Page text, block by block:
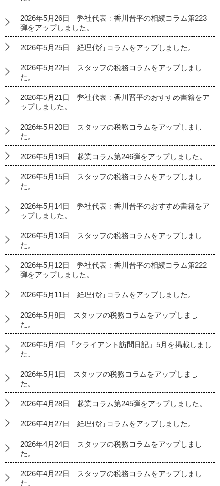
2026年5月26日 弊社代表：香川晋平の相続コラム第223
弾をアップしました。
2026年5月25日 経理代行コラムをアップしました。
2026年5月22日 スタッフの税務コラムをアップしまし
た。
2026年5月21日 弊社代表：香川晋平のおすすめ書籍をア
ップしました。
2026年5月20日 スタッフの税務コラムをアップしまし
た。
2026年5月19日 起業コラム第246弾をアップしました。
2026年5月15日 スタッフの税務コラムをアップしまし
た。
2026年5月14日 弊社代表：香川晋平のおすすめ書籍をア
ップしました。
2026年5月13日 スタッフの税務コラムをアップしまし
た。
2026年5月12日 弊社代表：香川晋平の相続コラム第222
弾をアップしました。
2026年5月11日 経理代行コラムをアップしました。
2026年5月8日 スタッフの税務コラムをアップしまし
た。
2026年5月7日 「クライアント訪問日記」5月を掲載しまし
た。
2026年5月1日 スタッフの税務コラムをアップしまし
た。
2026年4月28日 起業コラム第245弾をアップしました。
2026年4月27日 経理代行コラムをアップしました。
2026年4月24日 スタッフの税務コラムをアップしまし
た。
2026年4月22日 スタッフの税務コラムをアップしまし
た。